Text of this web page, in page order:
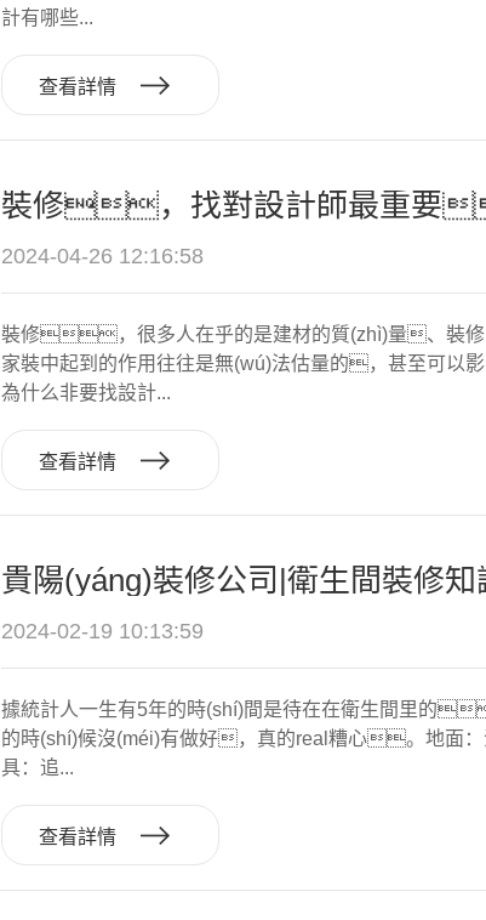
計有哪些...
查看詳情
2024-04-26 12:16:58
裝修，很多人在乎的是建材的質(zhì)量、裝
家裝中起到的作用往往是無(wú)法估量的，甚至可
為什么非要找設計...
查看詳情
2024-02-19 10:13:59
據統計人一生有5年的時(shí)間是待在在衛生間里的
的時(shí)候沒(méi)有做好，真的real糟心。地
具：追...
查看詳情